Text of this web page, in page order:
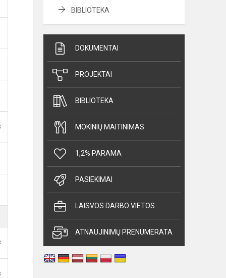
BIBLIOTEKA
DOKUMENTAI
PROJEKTAI
BIBLIOTEKA
MOKINIŲ MAITINIMAS
1,2% PARAMA
PASIEKIMAI
LAISVOS DARBO VIETOS
ATNAUJINIMŲ PRENUMERATA